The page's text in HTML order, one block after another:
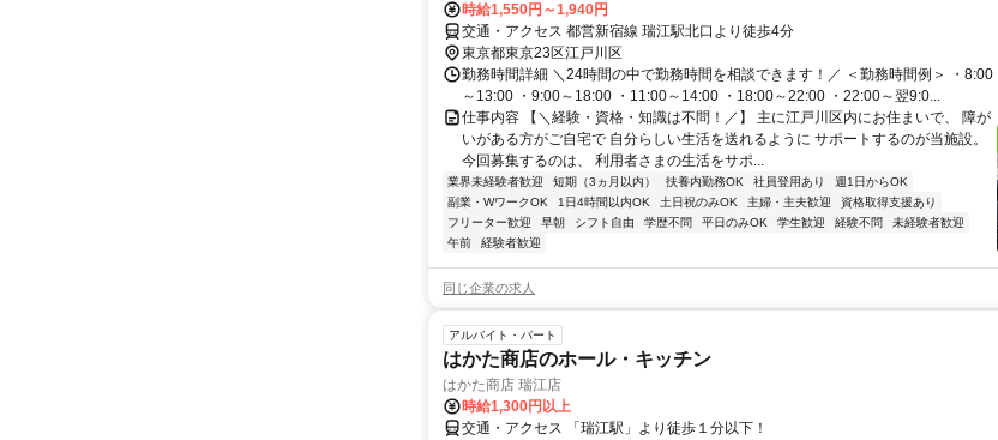
時給1,550円～1,940円
交通・アクセス 都営新宿線 瑞江駅北口より徒歩4分
東京都東京23区江戸川区
勤務時間詳細 ＼24時間の中で勤務時間を相談できます！／ ＜勤務時間例＞ ・8:00
～13:00 ・9:00～18:00 ・11:00～14:00 ・18:00～22:00 ・22:00～翌9:0...
仕事内容 【＼経験・資格・知識は不問！／】 主に江戸川区内にお住まいで、 障が
いがある方がご自宅で 自分らしい生活を送れるように サポートするのが当施設。
今回募集するのは、 利用者さまの生活をサポ...
業界未経験者歓迎 短期（3ヵ月以内） 扶養内勤務OK 社員登用あり
週1日からOK
副業・WワークOK
1日4時間以内OK 土日祝のみOK 主婦・主夫歓迎
資格取得支援あり
フリーター歓迎
早朝 シフト自由 学歴不問 平日のみOK 学生歓迎 経験不問
未経験者歓迎
午前
経験者歓迎
同じ企業の求人
アルバイト・パート
はかた商店のホール・キッチン
はかた商店 瑞江店
時給1,300円以上
交通・アクセス 「瑞江駅」より徒歩１分以下！